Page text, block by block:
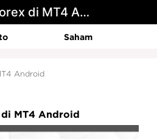
Cara Trading Forex di MT4 Android
Saham
Android
MT4 Android